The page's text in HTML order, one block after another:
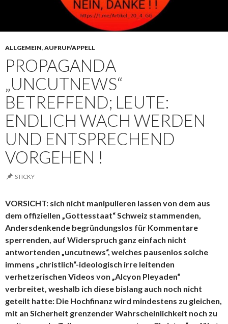
ALLGEMEIN, AUFRUF/APPELL
PROPAGANDA
„UNCUTNEWS“
BETREFFEND; LEUTE:
ENDLICH WACH WERDEN
UND ENTSPRECHEND
VORGEHEN !
STICKY
VORSICHT: sich nicht manipulieren lassen von dem aus
dem offiziellen „Gottesstaat“ Schweiz stammenden,
Andersdenkende begründungslos für Kommentare
sperrenden, auf Widerspruch ganz einfach nicht
antwortenden „uncutnews“, welches pausenlos solche
immens „christlich“-ideologisch irre leitenden
verhetzerischen Videos von „Alcyon Pleyaden“
verbreitet, weshalb ich diese bislang auch noch nicht
geteilt hatte: Die Hochfinanz wird mindestens zu gleichen,
mit an Sicherheit grenzender Wahrscheinlichkeit noch zu